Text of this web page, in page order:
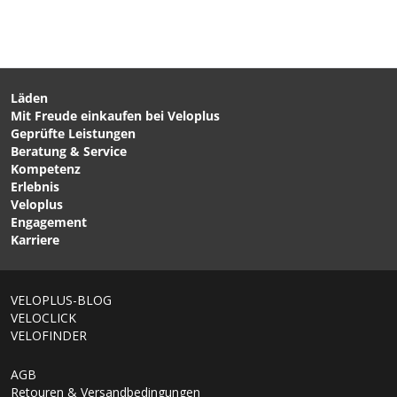
CHF 11.90
BASE FRESH Textilpflege
für Sporttextilien / 300ML
von NIKWAX
Läden
Mit Freude einkaufen bei Veloplus
Geprüfte Leistungen
Beratung & Service
Kompetenz
Erlebnis
Veloplus
Engagement
Karriere
VELOPLUS-BLOG
VELOCLICK
VELOFINDER
AGB
Retouren & Versandbedingungen